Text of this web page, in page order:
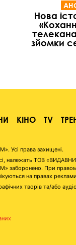
Нова
зйомки
КІНО TV
Усі права захищені.
належать ТОВ
При
на правах
творів та/або